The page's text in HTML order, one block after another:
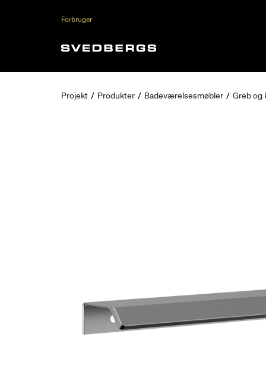
Forbruger
Projekt / Produkter / Badeværelsesmøbler / Greb og